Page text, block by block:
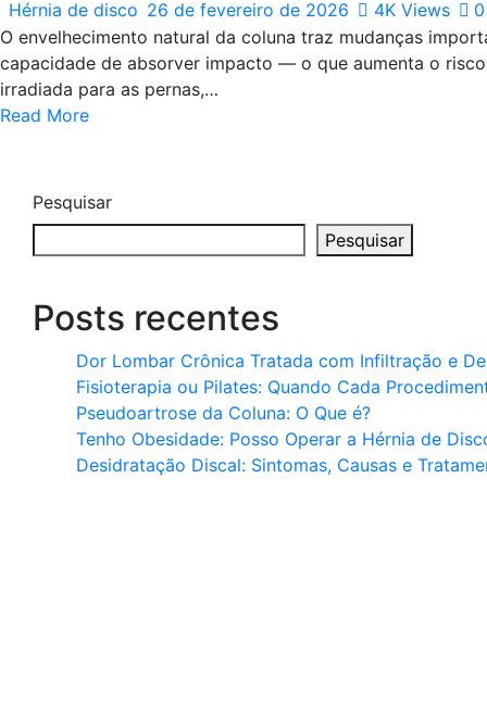
Hérnia de disco 26 de fevereiro de 2026 4K Views 0
O envelhecimento natural da coluna traz mudanças
capacidade de absorver impacto — o que aumenta o
irradiada para as pernas,…
Read More
Pesquisar
Pesquisar
Posts recentes
Dor Lombar Crônica Tratada com Infiltração e
Fisioterapia ou Pilates: Quando Cada
Pseudoartrose da Coluna: O Que é?
Tenho Obesidade: Posso Operar a Hérnia de
Desidratação Discal: Sintomas, Causas e